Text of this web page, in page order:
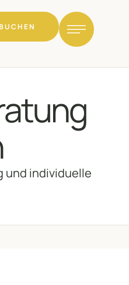
Heilmassage
Funktionelles Training
und individuelle